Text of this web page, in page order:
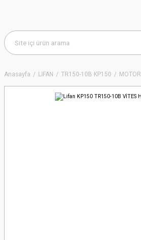
Anasayfa LİFAN TR150-10B KP150 MOTOR